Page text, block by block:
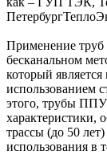
Применение
бесканальном
который
использованием
этого, трубы
характеристики,
трассы (до 50
использования в